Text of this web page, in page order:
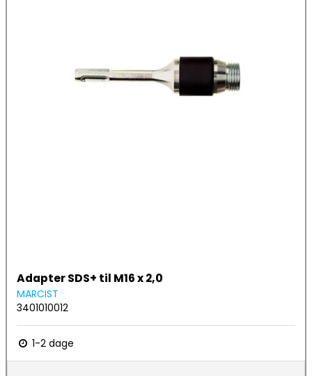
Adapter SDS+ til M16 x 2,0
MARCIST
3401010012
1-2 dage